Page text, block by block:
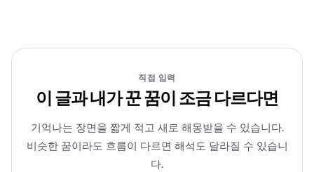
직접 입력
이 글과 내가 꾼 꿈이 조금 다르다면
기억나는 장면을 짧게 적고 새로 해몽받을 수 있습니다.
비슷한 꿈이라도 흐름이 다르면 해석도 달라질 수 있습니
다.